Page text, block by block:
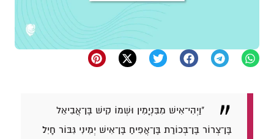
"וַיְהִי־אִישׁ מִבִּנְיָמִין וּשְׁמוֹ קִישׁ בֶּן־אֲבִיאֵל
בֶּן־צְרוֹר בֶּן־בְּכוֹרַת בֶּן־אֲפִיחַ בֶּן־אִישׁ יְמִינִי גִּבּוֹר חָיִל׃